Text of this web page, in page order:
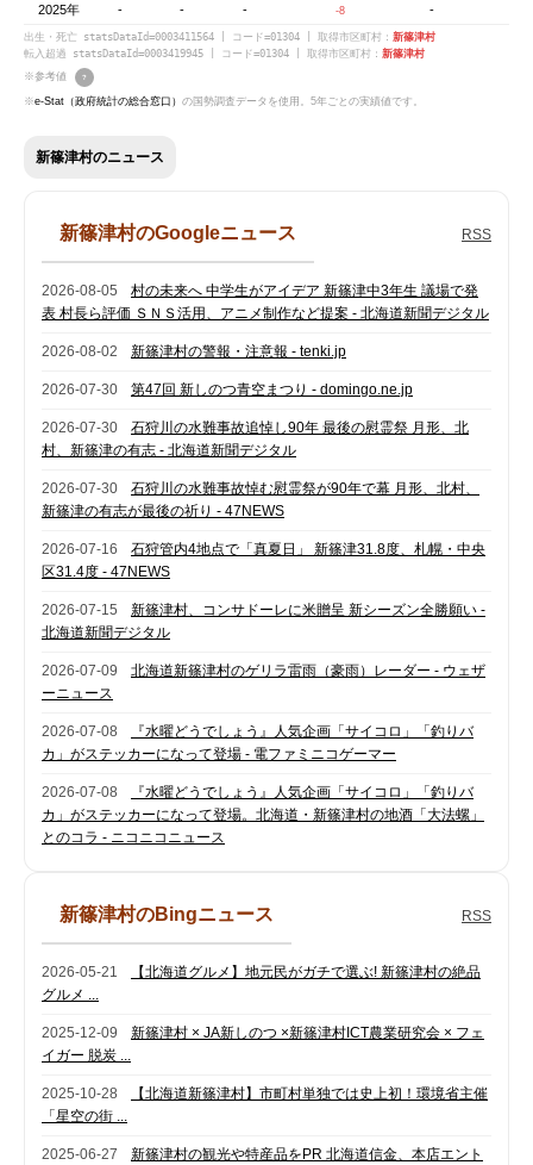
2025年 - - - -8 -
出生・死亡 statsDataId=0003411564 | コード=01304 | 取得市区町村： 新篠津村
転入超過 statsDataId=0003419945 | コード=01304 | 取得市区町村： 新篠津村
※参考値
?
※e-Stat（政府統計の総合窓口） の国勢調査データを使用。5年ごとの実績値です。
新篠津村のニュース
新篠津村のGoogleニュース RSS
2026-08-05
村の未来へ 中学生がアイデア 新篠津中3年生 議場で発
表 村長ら評価 ＳＮＳ活用、アニメ制作など提案 - 北海道新聞デジタル
2026-08-02 新篠津村の警報・注意報 - tenki.jp
2026-07-30 第47回 新しのつ青空まつり - domingo.ne.jp
2026-07-30
石狩川の水難事故追悼し90年 最後の慰霊祭 月形、北
村、新篠津の有志 - 北海道新聞デジタル
2026-07-30
石狩川の水難事故悼む慰霊祭が90年で幕 月形、北村、
新篠津の有志が最後の祈り - 47NEWS
2026-07-16
石狩管内4地点で「真夏日」 新篠津31.8度、札幌・中央
区31.4度 - 47NEWS
2026-07-15
新篠津村、コンサドーレに米贈呈 新シーズン全勝願い -
北海道新聞デジタル
2026-07-09
北海道新篠津村のゲリラ雷雨（豪雨）レーダー - ウェザ
ーニュース
2026-07-08
『水曜どうでしょう』人気企画「サイコロ」「釣りバ
カ」がステッカーになって登場 - 電ファミニコゲーマー
2026-07-08
『水曜どうでしょう』人気企画「サイコロ」「釣りバ
カ」がステッカーになって登場。北海道・新篠津村の地酒「大法螺」
とのコラ - ニコニコニュース
新篠津村のBingニュース RSS
2026-05-21
【北海道グルメ】地元民がガチで選ぶ! 新篠津村の絶品
グルメ ...
2025-12-09
新篠津村 × JA新しのつ ×新篠津村ICT農業研究会 × フェ
イガー 脱炭 ...
2025-10-28
【北海道新篠津村】市町村単独では史上初！環境省主催
「星空の街 ...
2025-06-27
新篠津村の観光や特産品をPR 北海道信金、本店エント